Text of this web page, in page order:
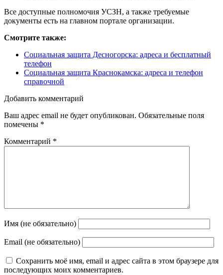
Все доступные полномочия УСЗН, а также требуемые
документы есть на главном портале организации.
Смотрите также:
Социальная защита Десногорска: адреса и бесплатный
телефон
Социальная защита Краснокамска: адреса и телефон
справочной
Добавить комментарий
Ваш адрес email не будет опубликован. Обязательные поля
помечены *
Комментарий *
Имя (не обязательно)
Email (не обязательно)
Сохранить моё имя, email и адрес сайта в этом браузере для
последующих моих комментариев.